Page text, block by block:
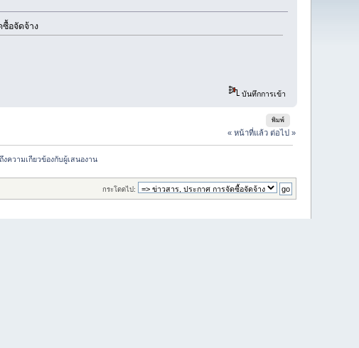
อจัดจ้าง
บันทึกการเข้า
พิมพ์
« หน้าที่แล้ว ต่อไป »
ความเกียวข้องกับผู้เสนองาน
กระโดดไป: